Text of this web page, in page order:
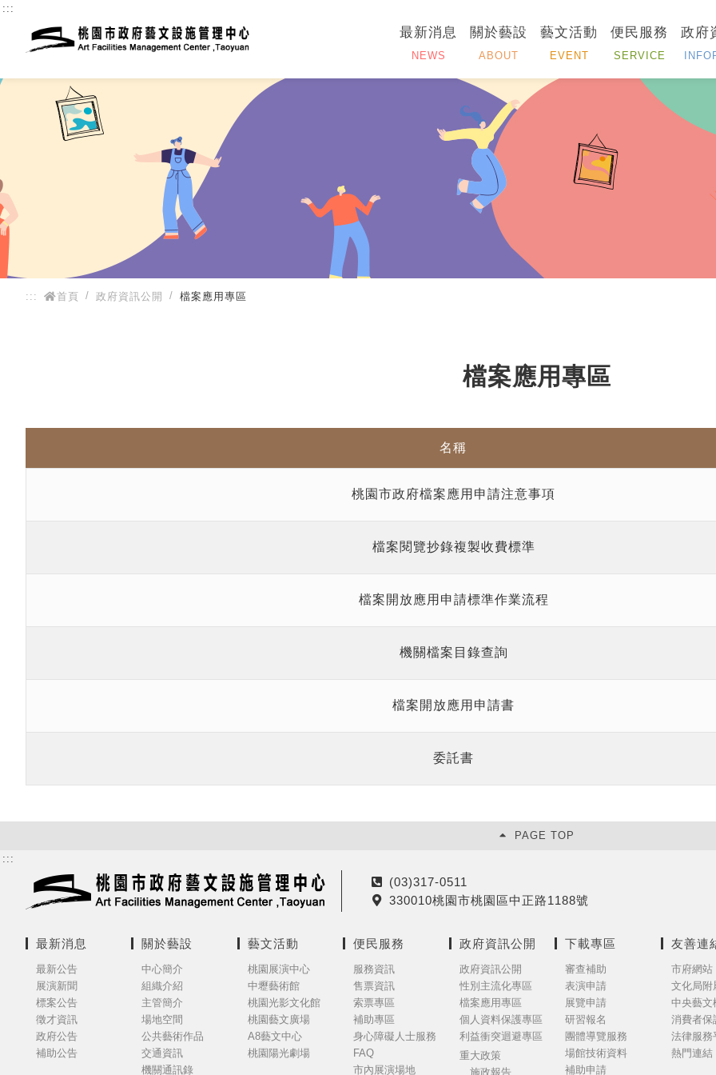
:::
最新消息
NEWS
關於藝設
ABOUT
藝文活動
EVENT
便民服務
SERVICE
政府
::: 首頁 政府資訊公開 檔案應用專區
檔案應用專區
名稱
桃園市政府檔案應用申請注意事項
檔案閱覽抄錄複製收費標準
檔案開放應用申請標準作業流程
機關檔案目錄查詢
檔案開放應用申請書
委託書
PAGE TOP
:::
電
話
(03)317-0511
地
330010桃園市桃園區中正路1188號
最新消息
最新公告
展演新聞
標案公告
徵才資訊
政府公告
補助公告
關於藝設
中心簡介
組織介紹
主管簡介
場地空間
公共藝術作品
交通資訊
機關通訊錄
藝文活動
桃園展演中心
中壢藝術館
桃園光影文化館
桃園藝文廣場
A8藝文中心
桃園陽光劇場
便民服務
服務資訊
售票資訊
索票專區
補助專區
身心障礙人士服務
FAQ
市內展演場地
政府資訊公開
政府資訊公開
性別主流化專區
檔案應用專區
個人資料保護專區
利益衝突迴避專區
重大政策
施政報告
下載專區
審查補助
表演申請
展覽申請
研習報名
團體導覽服務
場館技術資料
補助申請
友善連
市府網站
文化局附
中央藝文
消費者保
法律服務
熱門連結